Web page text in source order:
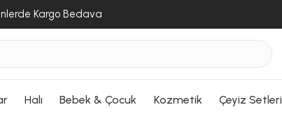
Kargo Bedava
Halı Bebek & Çocuk Kozmetik Çeyiz Setleri